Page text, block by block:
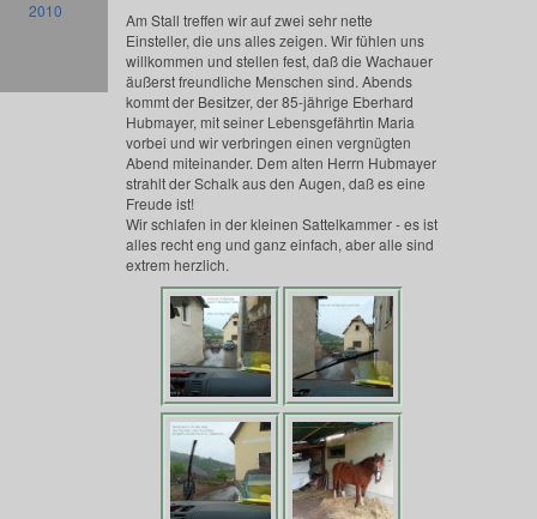
Am Stall treffen wir auf zwei sehr nette
Einsteller, die uns alles zeigen. Wir fühlen uns
willkommen und stellen fest, daß die Wachauer
äußerst freundliche Menschen sind. Abends
kommt der Besitzer, der 85-jährige Eberhard
Hubmayer, mit seiner Lebensgefährtin Maria
vorbei und wir verbringen einen vergnügten
Abend miteinander. Dem alten Herrn Hubmayer
strahlt der Schalk aus den Augen, daß es eine
Freude ist!
Wir schlafen in der kleinen Sattelkammer - es ist
alles recht eng und ganz einfach, aber alle sind
extrem herzlich.
2010